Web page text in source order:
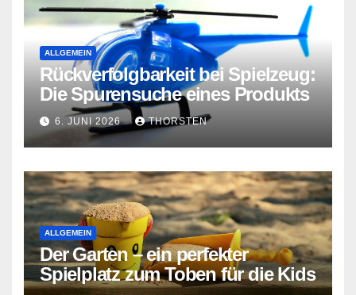
ALLGEMEIN
Rückverfolgbarkeit bei Spielzeug:
Die Spurensuche eines Produkts
6. JUNI 2026 THORSTEN
ALLGEMEIN
Der Garten – ein perfekter
Spielplatz zum Toben für die Kids